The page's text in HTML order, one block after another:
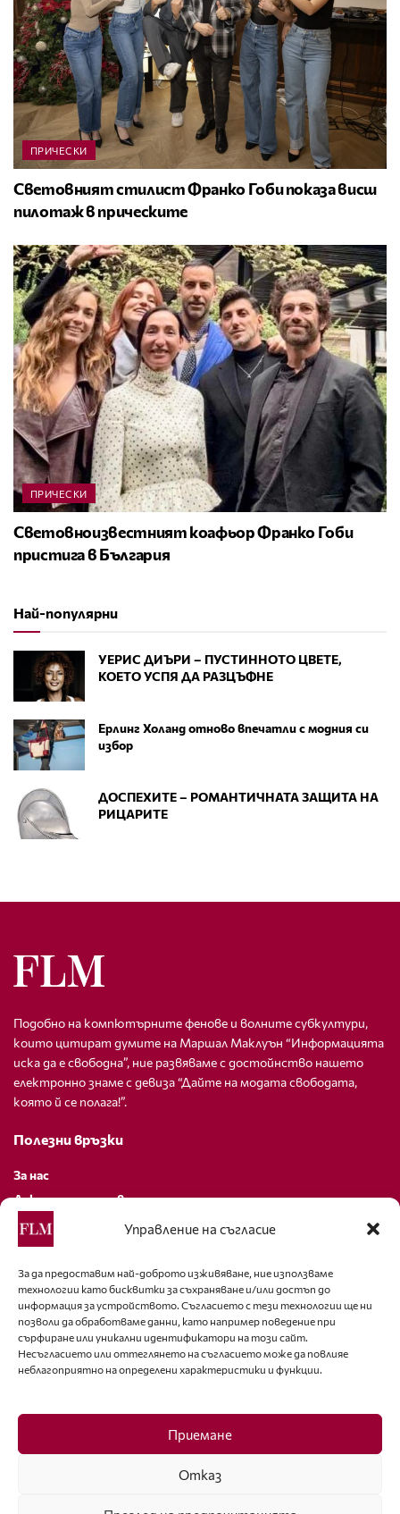
Управление на съгласие
За да предоставим най-доброто изживяване, ние използваме
технологии като бисквитки за съхраняване и/или достъп до
информация за устройството. Съгласието с тези технологии ще ни
позволи да обработваме данни, като например поведение при
сърфиране или уникални идентификатори на този сайт.
Несъгласието или оттеглянето на съгласието може да повлияе
неблагоприятно на определени характеристики и функции.
Приемане
Отказ
ПРИЧЕСКИ
Световният стилист Франко Гоби показа висш
пилотаж в прическите
ПРИЧЕСКИ
Световноизвестният коафьор Франко Гоби
пристига в България
Най-популярни
УЕРИС ДИЪРИ – ПУСТИННОТО ЦВЕТЕ,
КОЕТО УСПЯ ДА РАЗЦЪФНЕ
Ерлинг Холанд отново впечатли с модния си
избор
ДОСПЕХИТЕ – РОМАНТИЧНАТА ЗАЩИТА НА
РИЦАРИТЕ
Подобно на компютърните фенове и волните субкултури,
които цитират думите на Маршал Маклуън “Информацията
иска да е свободна”, ние развяваме с достойнство нашето
електронно знаме с девиза “Дайте на модата свободата,
която й се полага!”.
Полезни връзки
За нас
Декларация за поверителност
Политика за бисквитки
За контакти
editor@fashion-lifestyle.net
+359 88 227 33 47
Последвайте ни
Facebook